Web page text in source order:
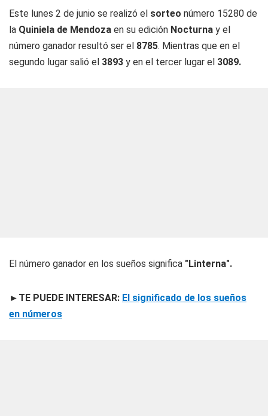
Este lunes 2 de junio se realizó el sorteo número 15280 de
la Quiniela de Mendoza en su edición Nocturna y el
número ganador resultó ser el 8785. Mientras que en el
segundo lugar salió el 3893 y en el tercer lugar el 3089.
El número ganador en los sueños significa "Linterna".
►TE PUEDE INTERESAR: El significado de los sueños
en números